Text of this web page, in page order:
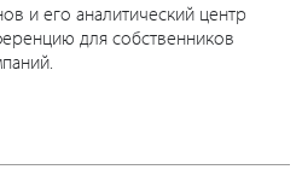
и его аналитический центр
для собственников